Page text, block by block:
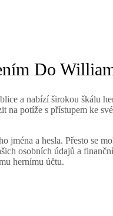
Do
a nabízí širokou škálu
potíže s přístupem ke
jména a hesla. Přesto se
osobních údajů a
hernímu účtu.